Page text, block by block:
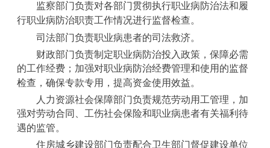
监察部门负责对各部门贯彻执行职业病防治法和履
行职业病防治职责工作情况进行监督检查。
司法部门负责职业病患者的司法救济。
财政部门负责制定职业病防治投入政策，保障必需
的工作经费；加强对职业病防治经费管理和使用的监督
检查，确保专款专用，提高资金使用效益。
人力资源社会保障部门负责规范劳动用工管理，加
强对劳动合同、工伤社会保险和职业病患者有关福利待
遇的监管。
住房城乡建设部门负责配合卫生部门督促建设单位